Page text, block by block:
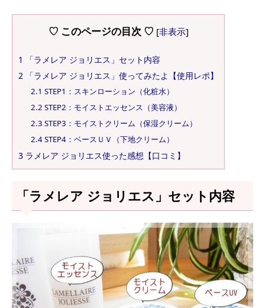
♡ このページの目次 ♡ [非表示]
1
「ラメレア ジョリエス」セット内容
2 「ラメレア ジョリエス」使ってみたよ【使用レポ】
2.1 STEP1：スキンローション（化粧水）
2.2 STEP2：モイストエッセンス（美容液）
2.3 STEP3：モイストクリーム（保湿クリーム）
2.4STEP4：ベースＵＶ（下地クリーム）
3 ラメレア ジョリエス使った感想【口コミ】
「ラメレア ジョリエス」セット内容